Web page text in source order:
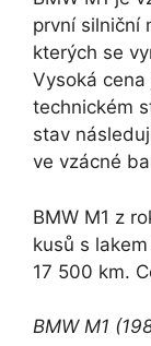
první silniční
kterých se
Vysoká
technickém
stav
ve vzácné
BMW M1 z
kusů s
17 500 km.
BMW M1